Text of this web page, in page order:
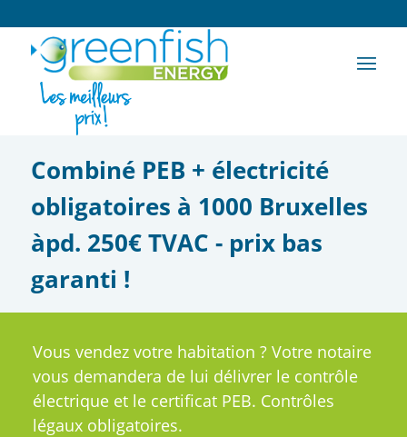
Combiné PEB + électricité
obligatoires à 1000 Bruxelles
àpd. 250€ TVAC - prix bas
garanti !
Vous vendez votre habitation ? Votre notaire
vous demandera de lui délivrer le contrôle
électrique et le certificat PEB. Contrôles
légaux obligatoires.